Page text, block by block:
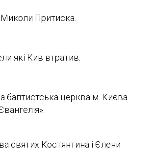
Притиска.
які Кив втратив.
баптистська церква м. Києва
святих Костянтина і Єлени